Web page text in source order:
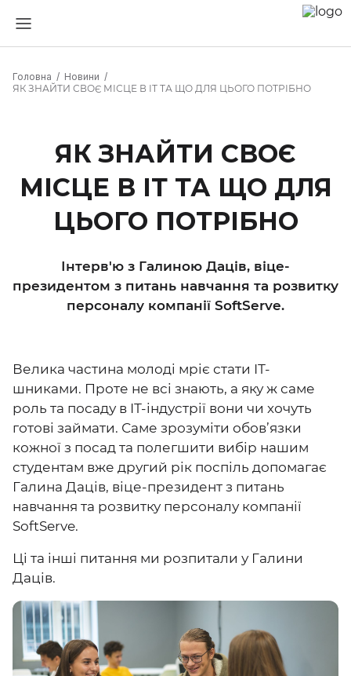
Головна
Новини
ЯК ЗНАЙТИ СВОЄ МІСЦЕ В ІТ ТА ЩО ДЛЯ ЦЬОГО ПОТРІБНО
ЯК ЗНАЙТИ СВОЄ
МІСЦЕ В ІТ ТА ЩО ДЛЯ
ЦЬОГО ПОТРІБНО
Інтерв'ю з Галиною Даців, віце-
президентом з питань навчання та розвитку
персоналу компанії SoftServe.
Велика частина молоді мріє стати ІТ-
шниками. Проте не всі знають, а яку ж саме
роль та посаду в ІТ-індустрії вони чи хочуть
готові займати. Саме зрозуміти обов’язки
кожної з посад та полегшити вибір нашим
студентам вже другий рік поспіль допомагає
Галина Даців, віце-президент з питань
навчання та розвитку персоналу компанії
SoftServe.
Ці та інші питання ми розпитали у Галини
Даців.